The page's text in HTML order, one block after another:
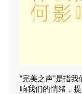
“完美之声”是指
响我们的情绪，